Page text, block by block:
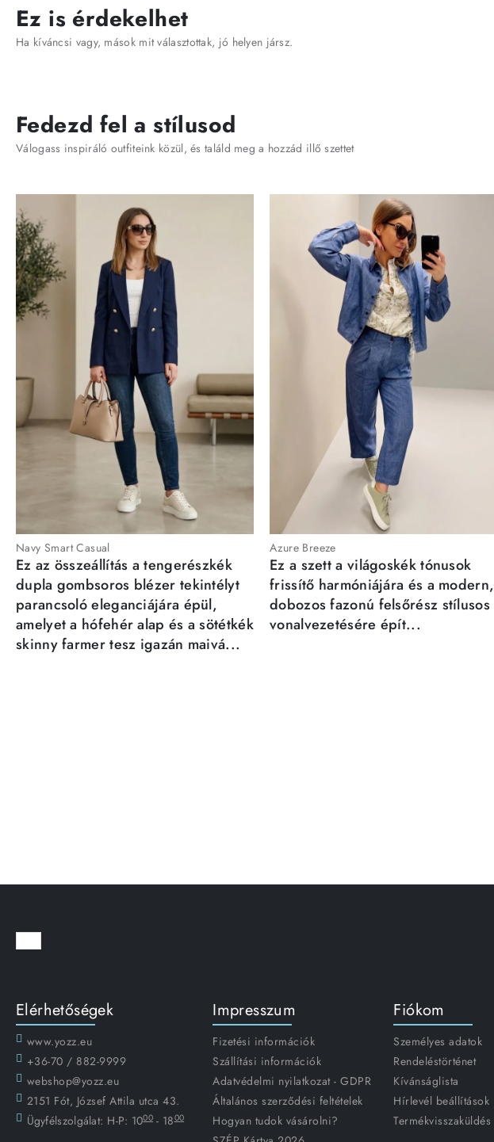
Ez is érdekelhet
Ha kíváncsi vagy, mások mit választottak, jó helyen jársz.
Fedezd fel a stílusod
Válogass inspiráló outfiteink közül, és találd meg a hozzád illő szettet
Navy Smart Casual
Ez az összeállítás a tengerészkék
dupla gombsoros blézer tekintélyt
parancsoló eleganciájára épül,
amelyet a hófehér alap és a sötétkék
skinny farmer tesz igazán maivá...
Azure Breeze
Ez a szett a világoskék tónusok
frissítő harmóniájára és a modern,
dobozos fazonú felsőrész stílusos
vonalvezetésére épít...
Elérhetőségek
www.yozz.eu
+36-70 / 882-9999
webshop@yozz.eu
2151 Fót, József Attila utca 43.
Ügyfélszolgálat: H-P: 1000 - 1800
Impresszum
Fizetési információk
Szállítási információk
Adatvédelmi nyilatkozat - GDPR
Általános szerződési feltételek
Hogyan tudok vásárolni?
Fiókom
Személyes adatok
Rendeléstörténet
Kívánságlista
Hírlevél beállítások
Termékvisszaküldés